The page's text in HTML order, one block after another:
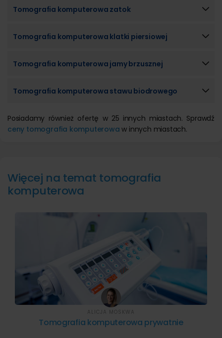
Tomografia komputerowa zatok
Tomografia komputerowa klatki piersiowej
Tomografia komputerowa jamy brzusznej
Tomografia komputerowa stawu biodrowego
Posiadamy również ofertę w 25 innych miastach. Sprawdź
ceny tomografia komputerowa w innych miastach.
Więcej na temat tomografia
komputerowa
Tomografia komputerowa prywatnie
ALICJA MOSKWA